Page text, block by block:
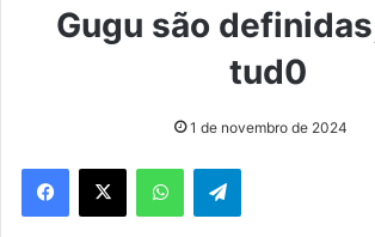
Gugu são
tud0
1 de novembro de 2024
WhatsAppTelegram